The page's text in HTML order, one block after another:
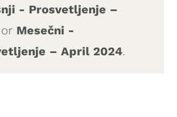
- Prosvetljenje –
or Mesečni -
– April 2024.